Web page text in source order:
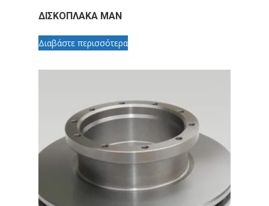
ΔΙΣΚΟΠΛΑΚΑ MAN
Διαβάστε περισσότερα